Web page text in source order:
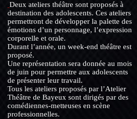
Deux ateliers théâtre sont proposés à
destination des adolescents. Ces ateliers
permettront de développer la palette des
émotions d’un personnage, l’expression
corporelle et orale.
Durant l’année, un week-end théâtre est
proposé.
Une représentation sera donnée au mois
de juin pour permettre aux adolescents
de présenter leur travail.
Tous les ateliers proposés par l’Atelier
Théâtre de Bayeux sont dirigés par des
comédiennes-metteuses en scène
professionnelles.